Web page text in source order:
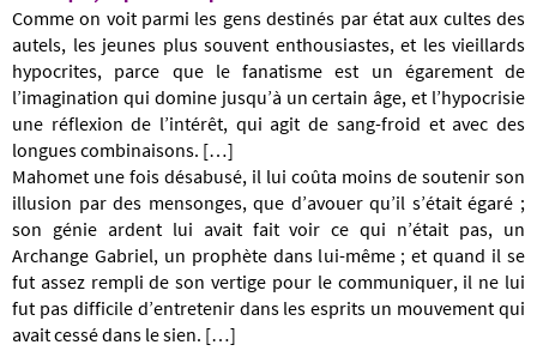
Comme on voit parmi les gens destinés par état aux cultes des
autels, les jeunes plus souvent enthousiastes, et les vieillards
hypocrites, parce que le fanatisme est un égarement de
l’imagination qui domine jusqu’à un certain âge, et l’hypocrisie
une réflexion de l’intérêt, qui agit de sang-froid et avec des
longues combinaisons. […]
Mahomet une fois désabusé, il lui coûta moins de soutenir son
illusion par des mensonges, que d’avouer qu’il s’était égaré ;
son génie ardent lui avait fait voir ce qui n’était pas, un
Archange Gabriel, un prophète dans lui-même ; et quand il se
fut assez rempli de son vertige pour le communiquer, il ne lui
fut pas difficile d’entretenir dans les esprits un mouvement qui
avait cessé dans le sien. […]